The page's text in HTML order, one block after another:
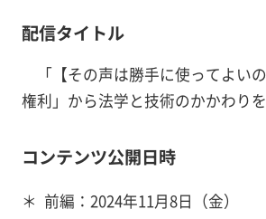
配信タイトル
「【その声は勝手に使ってよい
権利」から法学と技術のかかわり
コンテンツ公開日時
＊ 前編：2024年11月8日（金）